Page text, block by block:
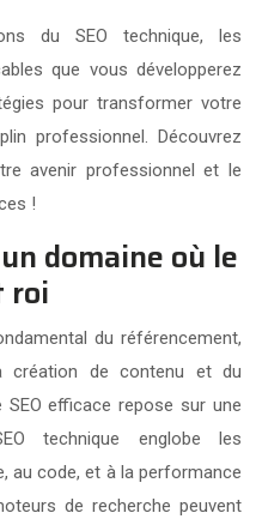
du SEO technique, les
que vous développerez
pour transformer votre
professionnel. Découvrez
avenir professionnel et le
!
domaine où le
roi
du référencement,
création de contenu et du
SEO efficace repose sur une
technique englobe les
au code, et à la performance
de recherche peuvent